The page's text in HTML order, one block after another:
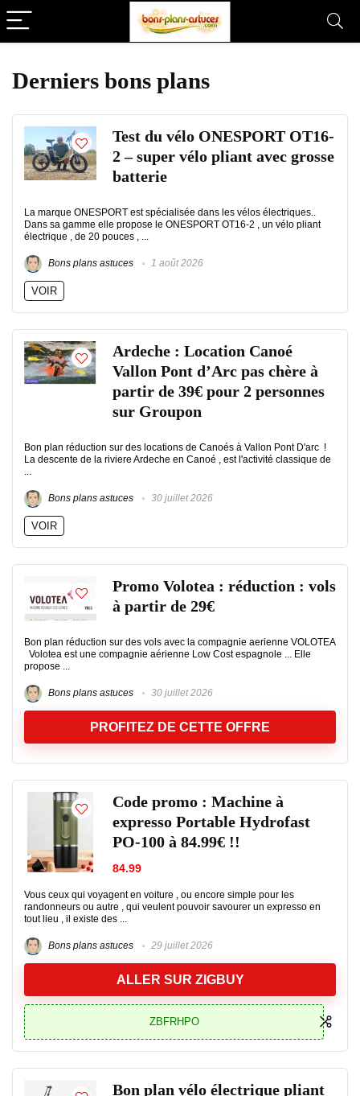
Derniers bons plans
Test du vélo ONESPORT OT16-
2 – super vélo pliant avec grosse
batterie
La marque ONESPORT est spécialisée dans les vélos électriques..
Dans sa gamme elle propose le ONESPORT OT16-2 , un vélo pliant
électrique , de 20 pouces , ...
Bons plans astuces 1 août 2026
VOIR
Ardeche : Location Canoé
Vallon Pont d’Arc pas chère à
partir de 39€ pour 2 personnes
sur Groupon
Bon plan réduction sur des locations de Canoés à Vallon Pont D'arc !
La descente de la riviere Ardeche en Canoé , est l'activité classique de
...
Bons plans astuces 30 juillet 2026
VOIR
Promo Volotea : réduction : vols
à partir de 29€
Bon plan réduction sur des vols avec la compagnie aerienne VOLOTEA
Volotea est une compagnie aérienne Low Cost espagnole ... Elle
propose ...
Bons plans astuces 30 juillet 2026
PROFITEZ DE CETTE OFFRE
Code promo : Machine à
expresso Portable Hydrofast
PO-100 à 84.99€ !!
84.99
Vous ceux qui voyagent en voiture , ou encore simple pour les
randonneurs ou autre , qui veulent pouvoir savourer un expresso en
tout lieu , il existe des ...
Bons plans astuces 29 juillet 2026
ALLER SUR ZIGBUY
ZBFRHPO
Bon plan vélo électrique pliant